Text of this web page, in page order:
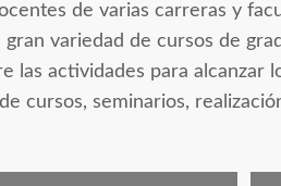
de varias carreras y
variedad de cursos de
las actividades para alcanzar
cursos, seminarios,